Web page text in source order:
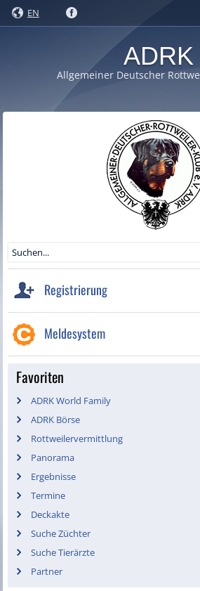
EN
ADRK
Allgemeiner Deutscher
Registrierung
Meldesystem
Favoriten
ADRK World Family
ADRK Börse
Rottweilervermittlung
Panorama
Ergebnisse
Termine
Deckakte
Suche Züchter
Suche Tierärzte
Partner